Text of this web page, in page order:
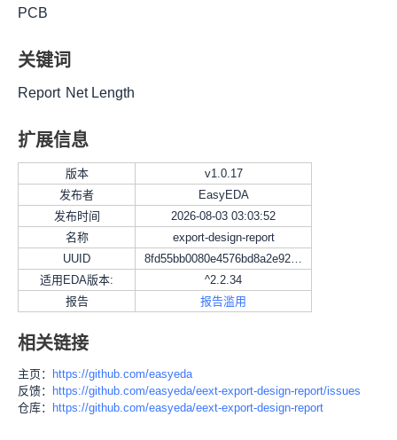
PCB
关键词
Report Net Length
扩展信息
版本 v1.0.17
发布者
EasyEDA
发布时间
2026-08-03 03:03:52
名称
export-design-report
UUID
适用EDA版本:
^2.2.34
报告
报告滥用
相关链接
主页： https://github.com/easyeda
反馈： https://github.com/easyeda/eext-export-design-report/issues
仓库： https://github.com/easyeda/eext-export-design-report